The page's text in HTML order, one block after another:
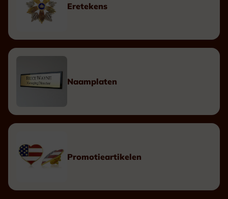
Eretekens
Naamplaten
Promotieartikelen